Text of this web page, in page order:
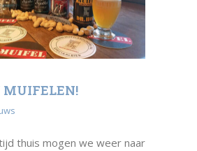
MUIFELEN!
thuis mogen we weer naar